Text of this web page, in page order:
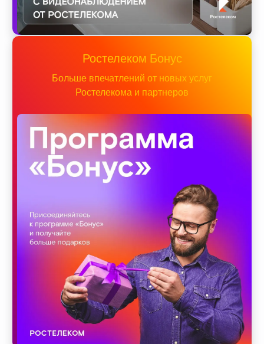
Ростелеком Бонус
Больше впечатлений от новых услуг
Ростелекома и партнеров